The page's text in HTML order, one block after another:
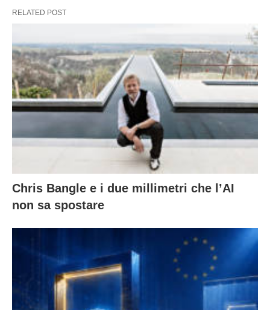
RELATED POST
Chris Bangle e i due millimetri che l’AI
non sa spostare